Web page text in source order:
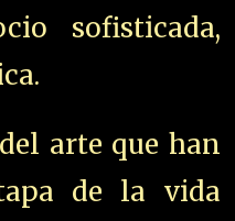
sofisticada,
arte que han
de la vida